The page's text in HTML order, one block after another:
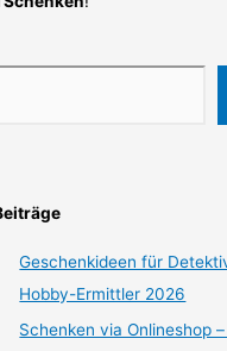
Geschenkideen für
Hobby-Ermittler 2026
Schenken via Onlineshop